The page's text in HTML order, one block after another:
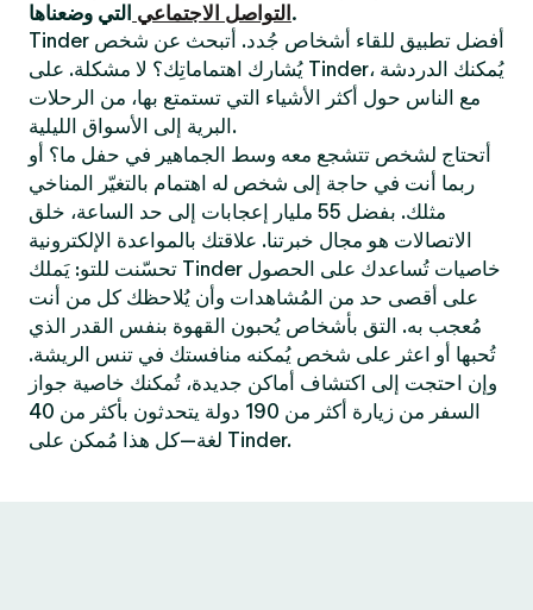
التواصل الاجتماعي التي وضعناها.
Tinder أفضل تطبيق للقاء أشخاص جُدد. أتبحث عن شخص
يُشارك اهتماماتِك؟ لا مشكلة. على Tinder، يُمكنك الدردشة
مع الناس حول أكثر الأشياء التي تستمتع بها، من الرحلات
البرية إلى الأسواق الليلية.
أتحتاج لشخص تتشجع معه وسط الجماهير في حفل ما؟ أو
ربما أنت في حاجة إلى شخص له اهتمام بالتغيّر المناخي
مثلك. بفضل 55 مليار إعجابات إلى حد الساعة، خلق
الاتصالات هو مجال خبرتنا. علاقتك بالمواعدة الإلكترونية
تحسّنت للتو: يَملك Tinder خاصيات تُساعدك على الحصول
على أقصى حد من المُشاهدات وأن يُلاحظك كل من أنت
مُعجب به. التق بأشخاص يُحبون القهوة بنفس القدر الذي
تُحبها أو اعثر على شخص يُمكنه منافستك في تنس الريشة.
وإن احتجت إلى اكتشاف أماكن جديدة، تُمكنك خاصية جواز
السفر من زيارة أكثر من 190 دولة يتحدثون بأكثر من 40
لغة—كل هذا مُمكن على Tinder.